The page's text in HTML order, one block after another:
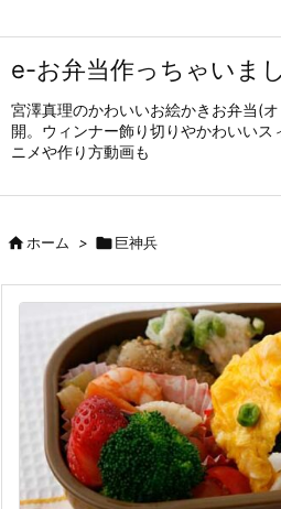
e-お弁当作っちゃいま
宮澤真理のかわいいお絵かきお弁当(
開。ウィンナー飾り切りやかわいいス
ニメや作り方動画も
ホーム > 巨神兵